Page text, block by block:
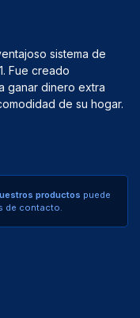
sistema de
Fue creado
ganar dinero extra
de su hogar.
productos puede
de contacto.